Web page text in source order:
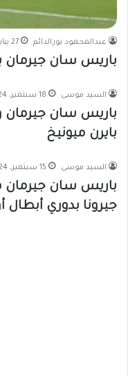
عبدالمحمود نورالدائم 27 يناير، 2025
باريس سان
السيد موسى 18 سبتمبر، 2024
باريس سان جيرمان
بايرن ميونيخ
السيد موسى 15 سبتمبر، 2024
باريس سان جيرمان
جيرونا بدوري أبطال